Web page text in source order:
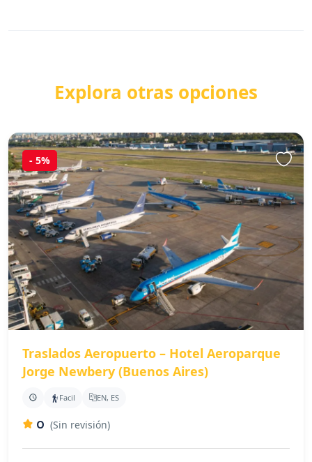
Explora otras opciones
- 5%
Traslados Aeropuerto – Hotel Aeroparque
Jorge Newbery (Buenos Aires)
Facil EN, ES
0 (Sin revisión)